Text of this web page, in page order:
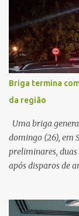
e passou a
ser realizados.
PDF simulando
Na sequência,
link, orientando a
concluir a
procedimento, a
horas. Sem
novamente
resposta. Na
Briga termina
da região
Uma briga
domingo (26), em
preliminares,
após disparos de
começado dentro